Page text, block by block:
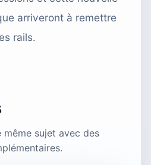
arriveront à remettre
rails.
sujet avec des